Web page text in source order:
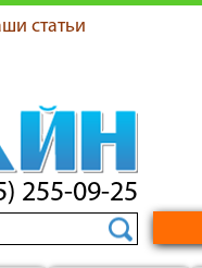
статьи
255-09-25